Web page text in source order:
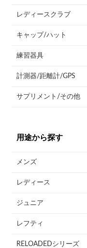
レディースクラブ
キャップ/ハット
練習器具
計測器/距離計/GPS
サプリメント/その他
用途から探す
メンズ
レディース
ジュニア
レフティ
RELOADEDシリーズ